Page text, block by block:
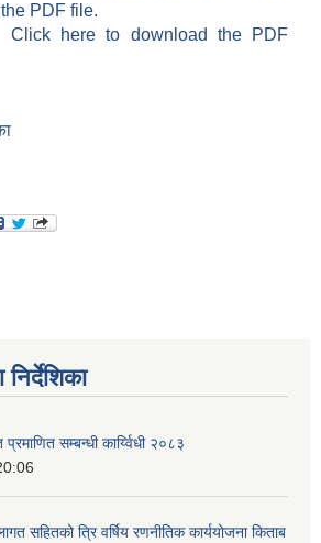
PDF file.
Click here to download the PDF
प्रमाणित सम्बन्धी कार्य्विधी २०८३
सहितको त्रि वर्षिय रणनीतिक कार्ययोजना किताब